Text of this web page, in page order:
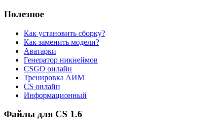
Полезное
Как установить сборку?
Как заменить модели?
Аватарки
Генератор никнеймов
CSGO онлайн
Тренировка АИМ
CS онлайн
Информационный
Файлы для CS 1.6